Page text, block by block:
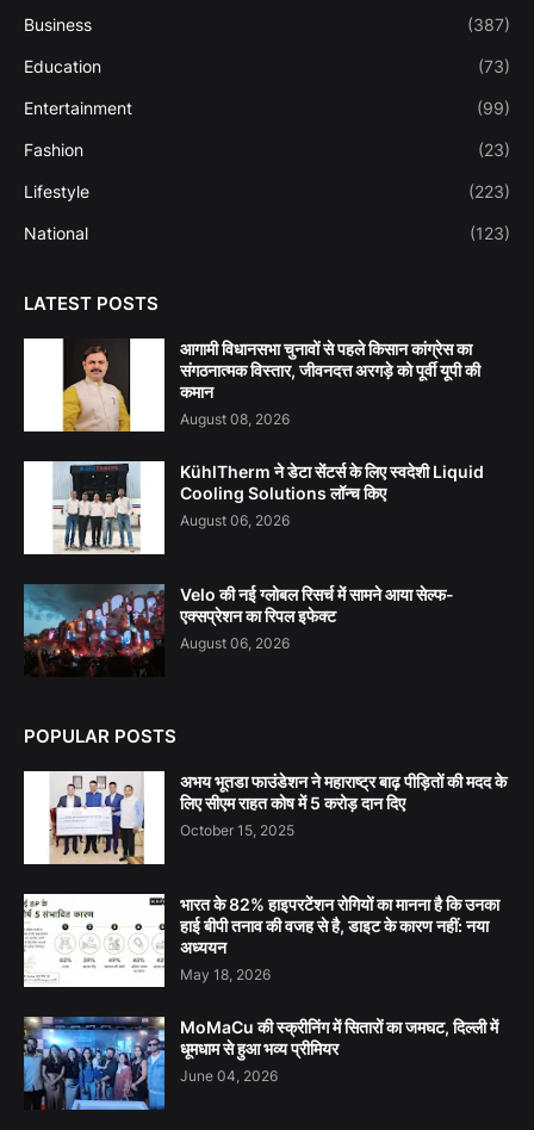
Business (387)
Education (73)
Entertainment (99)
Fashion (23)
Lifestyle (223)
National (123)
LATEST POSTS
आगामी विधानसभा चुनावों से पहले किसान कांग्रेस का
संगठनात्मक विस्तार, जीवनदत्त अरगड़े को पूर्वी यूपी की
कमान
August 08, 2026
KühlTherm ने डेटा सेंटर्स के लिए स्वदेशी Liquid
Cooling Solutions लॉन्च किए
August 06, 2026
Velo की नई ग्लोबल रिसर्च में सामने आया सेल्फ-
एक्सप्रेशन का रिपल इफेक्ट
August 06, 2026
POPULAR POSTS
अभय भूतडा फाउंडेशन ने महाराष्ट्र बाढ़ पीड़ितों की मदद के
लिए सीएम राहत कोष में 5 करोड़ दान दिए
October 15, 2025
भारत के 82% हाइपरटेंशन रोगियों का मानना है कि उनका
हाई बीपी तनाव की वजह से है, डाइट के कारण नहीं: नया
अध्ययन
May 18, 2026
MoMaCu की स्क्रीनिंग में सितारों का जमघट, दिल्ली में
धूमधाम से हुआ भव्य प्रीमियर
June 04, 2026